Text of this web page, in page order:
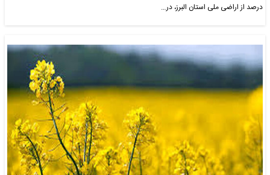
درصد از اراضی ملی استان البرز، در…